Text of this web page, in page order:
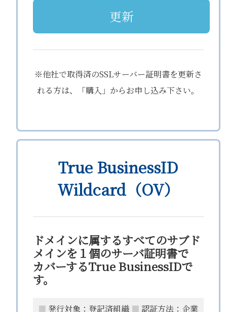
更新
※他社で取得済のSSLサーバー証明書を更新さ
れる方は、「購入」からお申し込み下さい。
True BusinessID
Wildcard（OV）
ドメインに属するすべてのサブド
メインを１個のサーバ証明書で
カバーするTrue BusinessIDで
す。
■ 発行対象：登記済組織 ■ 認証方法：企業